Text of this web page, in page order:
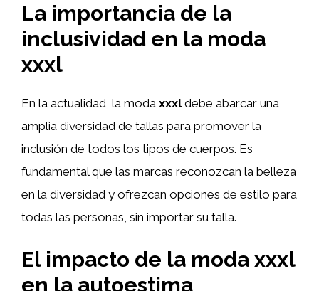
La importancia de la
inclusividad en la moda
xxxl
En la actualidad, la moda xxxldebe abarcar una
amplia diversidad de tallas para promover la
inclusión de todos los tipos de cuerpos. Es
fundamental que las marcas reconozcan la belleza
en la diversidad y ofrezcan opciones de estilo para
todas las personas, sin importar su talla.
El impacto de la moda xxxl
en la autoestima